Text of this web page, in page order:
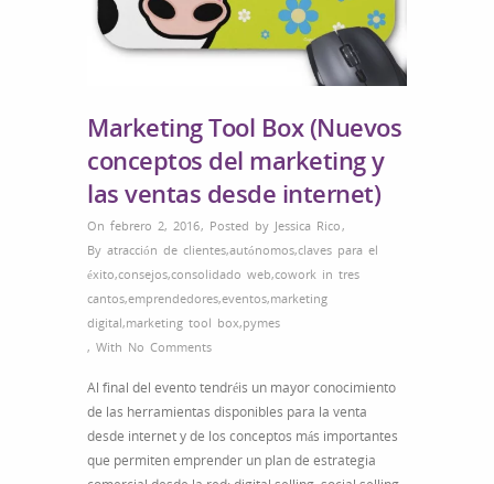
Marketing Tool Box (Nuevos
conceptos del marketing y
las ventas desde internet)
On febrero 2, 2016, Posted by Jessica Rico,
By atracción de clientes,autónomos,claves para el
éxito,consejos,consolidado web,cowork in tres
cantos,emprendedores,eventos,marketing
digital,marketing tool box,pymes
, With No Comments
Al final del evento tendréis un mayor conocimiento
de las herramientas disponibles para la venta
desde internet y de los conceptos más importantes
que permiten emprender un plan de estrategia